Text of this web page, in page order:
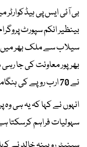
بی آئی ایس پی
بینظیر انکم سپورٹ
سیلاب سے ملک بھر میں
نے 70 ارب روپے کی ہنگامی امداد دی۔
انہوں نے کہا کہ یہ ہی
سہولیات فراہم کرسکتا